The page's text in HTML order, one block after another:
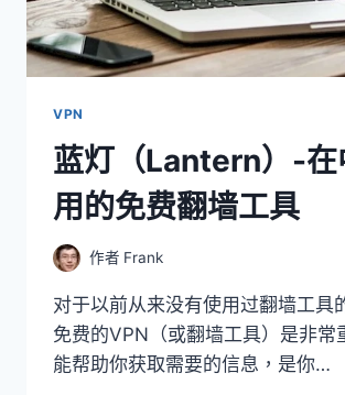
VPN
蓝灯（Lantern）-在
用的免费翻墙工具
作者 Frank
对于以前从来没有使用过翻墙工具
免费的VPN（或翻墙工具）是非常
能帮助你获取需要的信息，是你…